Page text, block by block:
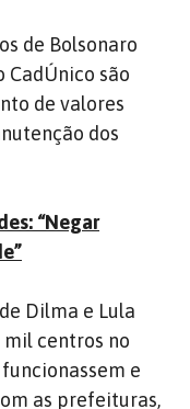
de Bolsonaro
CadÚnico são
de valores
dos
“Negar
Dilma e Lula
centros no
e
as prefeituras,